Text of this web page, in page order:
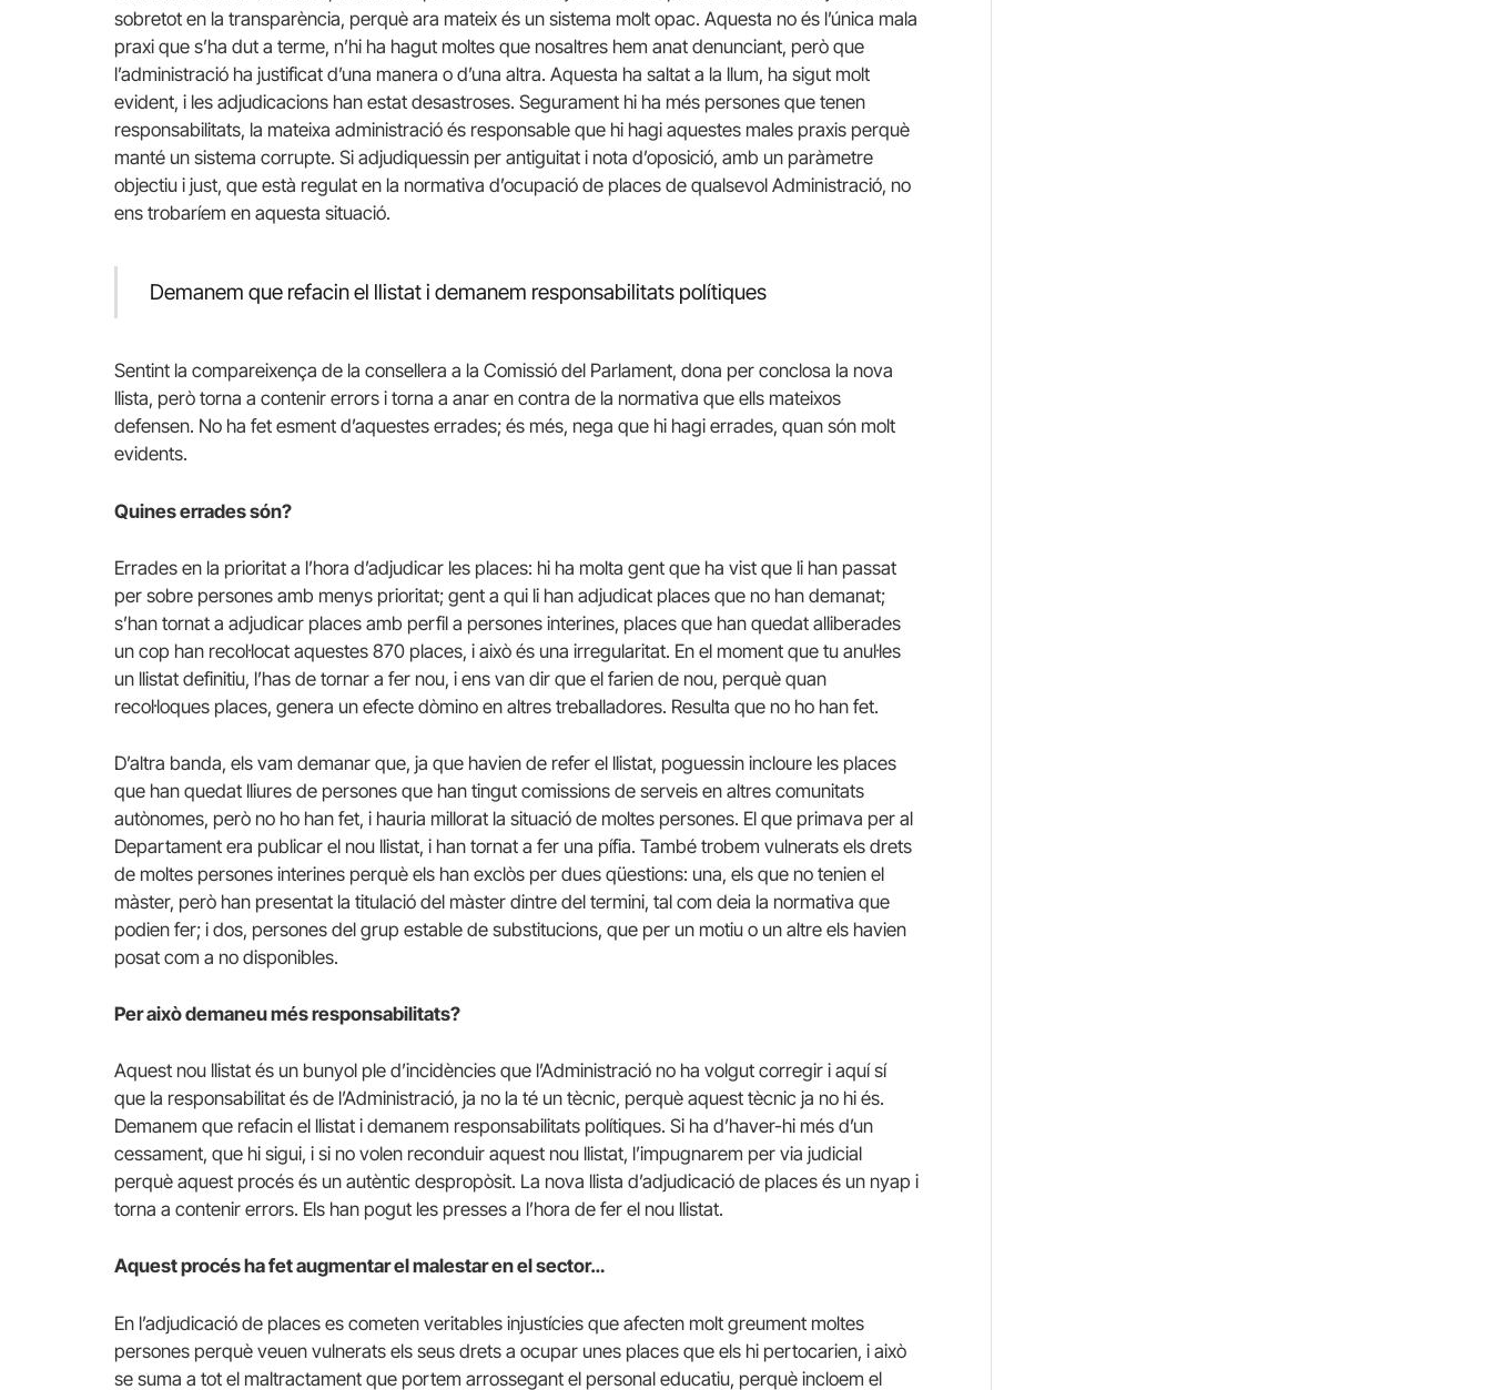
sobretot en la transparència, perquè ara mateix és un sistema molt opac. Aquesta no és l’única mala
praxi que s’ha dut a terme, n’hi ha hagut moltes que nosaltres hem anat denunciant, però que
l’administració ha justificat d’una manera o d’una altra. Aquesta ha saltat a la llum, ha sigut molt
evident, i les adjudicacions han estat desastroses. Segurament hi ha més persones que tenen
responsabilitats, la mateixa administració és responsable que hi hagi aquestes males praxis perquè
manté un sistema corrupte. Si adjudiquessin per antiguitat i nota d’oposició, amb un paràmetre
objectiu i just, que està regulat en la normativa d’ocupació de places de qualsevol Administració, no
ens trobaríem en aquesta situació.
Demanem que refacin el llistat i demanem responsabilitats polítiques
Sentint la compareixença de la consellera a la Comissió del Parlament, dona per conclosa la nova
llista, però torna a contenir errors i torna a anar en contra de la normativa que ells mateixos
defensen. No ha fet esment d’aquestes errades; és més, nega que hi hagi errades, quan són molt
evidents.
Quines errades són?
Errades en la prioritat a l’hora d’adjudicar les places: hi ha molta gent que ha vist que li han passat
per sobre persones amb menys prioritat; gent a qui li han adjudicat places que no han demanat;
s’han tornat a adjudicar places amb perfil a persones interines, places que han quedat alliberades
un cop han recol·locat aquestes 870 places, i això és una irregularitat. En el moment que tu anul·les
un llistat definitiu, l’has de tornar a fer nou, i ens van dir que el farien de nou, perquè quan
recol·loques places, genera un efecte dòmino en altres treballadores. Resulta que no ho han fet.
D’altra banda, els vam demanar que, ja que havien de refer el llistat, poguessin incloure les places
que han quedat lliures de persones que han tingut comissions de serveis en altres comunitats
autònomes, però no ho han fet, i hauria millorat la situació de moltes persones. El que primava per al
Departament era publicar el nou llistat, i han tornat a fer una pífia. També trobem vulnerats els drets
de moltes persones interines perquè els han exclòs per dues qüestions: una, els que no tenien el
màster, però han presentat la titulació del màster dintre del termini, tal com deia la normativa que
podien fer; i dos, persones del grup estable de substitucions, que per un motiu o un altre els havien
posat com a no disponibles.
Per això demaneu més responsabilitats?
Aquest nou llistat és un bunyol ple d’incidències que l’Administració no ha volgut corregir i aquí sí
que la responsabilitat és de l’Administració, ja no la té un tècnic, perquè aquest tècnic ja no hi és.
Demanem que refacin el llistat i demanem responsabilitats polítiques. Si ha d’haver-hi més d’un
cessament, que hi sigui, i si no volen reconduir aquest nou llistat, l’impugnarem per via judicial
perquè aquest procés és un autèntic despropòsit. La nova llista d’adjudicació de places és un nyap i
torna a contenir errors. Els han pogut les presses a l’hora de fer el nou llistat.
Aquest procés ha fet augmentar el malestar en el sector…
En l’adjudicació de places es cometen veritables injustícies que afecten molt greument moltes
persones perquè veuen vulnerats els seus drets a ocupar unes places que els hi pertocarien, i això
se suma a tot el maltractament que portem arrossegant el personal educatiu, perquè incloem el